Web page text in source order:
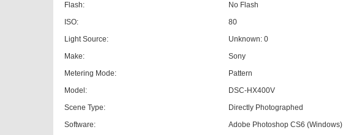
Flash:
No Flash
ISO:
80
Light Source:
Unknown: 0
Make:
Sony
Metering Mode:
Pattern
Model:
DSC-HX400V
Scene Type:
Directly Photographed
Software:
Adobe Photoshop CS6 (Windows)